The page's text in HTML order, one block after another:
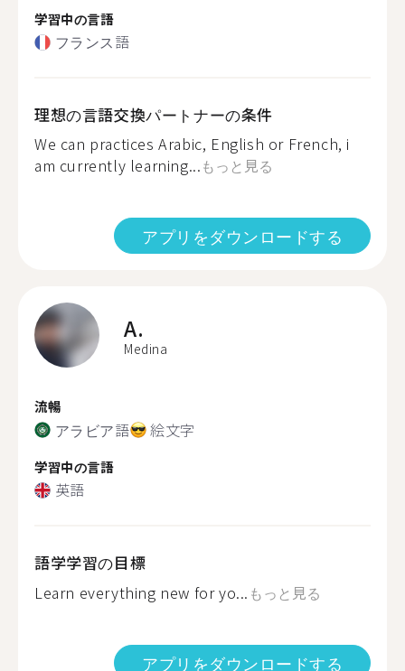
学習中の言語
フランス語
理想の言語交換パートナーの条件
We can practices Arabic, English or French, i
am currently learning...もっと見る
アプリをダウンロードする
A.
Medina
流暢
アラビア語 絵文字
学習中の言語
英語
語学学習の目標
Learn everything new for yo... もっと見る
アプリをダウンロードする